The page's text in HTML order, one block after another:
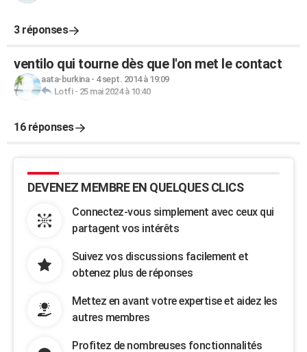
3 réponses
ventilo qui tourne dès que l'on met le contact
aata-burkina- 4 sept. 2014 à 19:09
Lotfi- 25 mai 2024 à 10:40
16 réponses
DEVENEZ MEMBRE EN QUELQUES CLICS
Connectez-vous simplement avec ceux qui
partagent vos intérêts
Suivez vos discussions facilement et
obtenez plus de réponses
Mettez en avant votre expertise et aidez les
autres membres
Profitez de nombreuses fonctionnalités